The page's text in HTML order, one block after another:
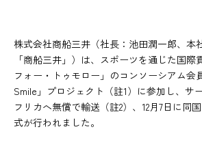
株式会社商船三井（社長：池田潤一郎、本
「商船三井」）は、スポーツを通じた国際
フォー・トゥモロー」のコンソーシアム会
Smile」プロジェクト（註1）に参加し、サ
フリカへ無償で輸送（註2）、12月7日に同
式が行われました。